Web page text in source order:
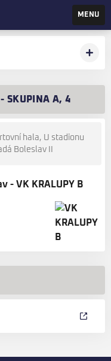
MENU
SKUPINA A, 4
hala, U stadionu
Boleslav II
- VK KRALUPY B